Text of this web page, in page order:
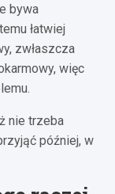
bywa
łatwiej
zwłaszcza
więc
nie trzeba
później, w